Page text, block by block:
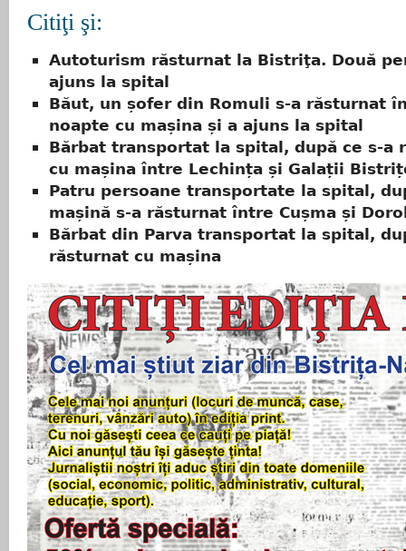
Citiţi şi:
Autoturism răsturnat la Bistriţa. Două
ajuns la spital
Băut, un șofer din Romuli s-a răsturnat
noapte cu mașina și a ajuns la spital
Bărbat transportat la spital, după ce s-a
cu mașina între Lechința și Galații
Patru persoane transportate la spital,
mașină s-a răsturnat între Cușma și
Bărbat din Parva transportat la spital,
răsturnat cu mașina